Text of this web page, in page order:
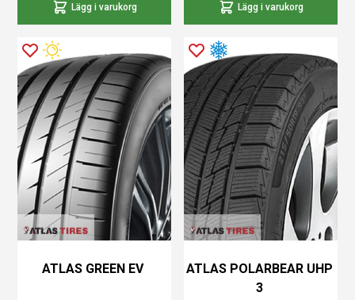
Lägg i varukorg Lägg i varukorg
ATLAS GREEN EV
ATLAS POLARBEAR UHP
3